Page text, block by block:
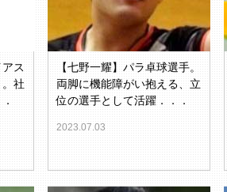
ス
社
【七野一耀】パラ卓球選手。
両脚に機能障がい抱える、立
位の選手として活躍．．．
2023.07.03